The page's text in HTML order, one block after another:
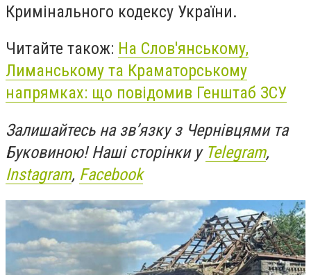
Кримінального кодексу України.
Читайте також: На Слов'янському,
Лиманському та Краматорському
напрямках: що повідомив Генштаб ЗСУ
Залишайтесь на зв’язку з Чернівцями та
Буковиною! Наші сторінки у Telegram,
Instagram, Facebook